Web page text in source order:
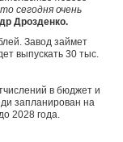
сегодня очень
Дрозденко.
Завод займет
выпускать 30 тыс.
в бюджет и
запланирован на
2028 года.